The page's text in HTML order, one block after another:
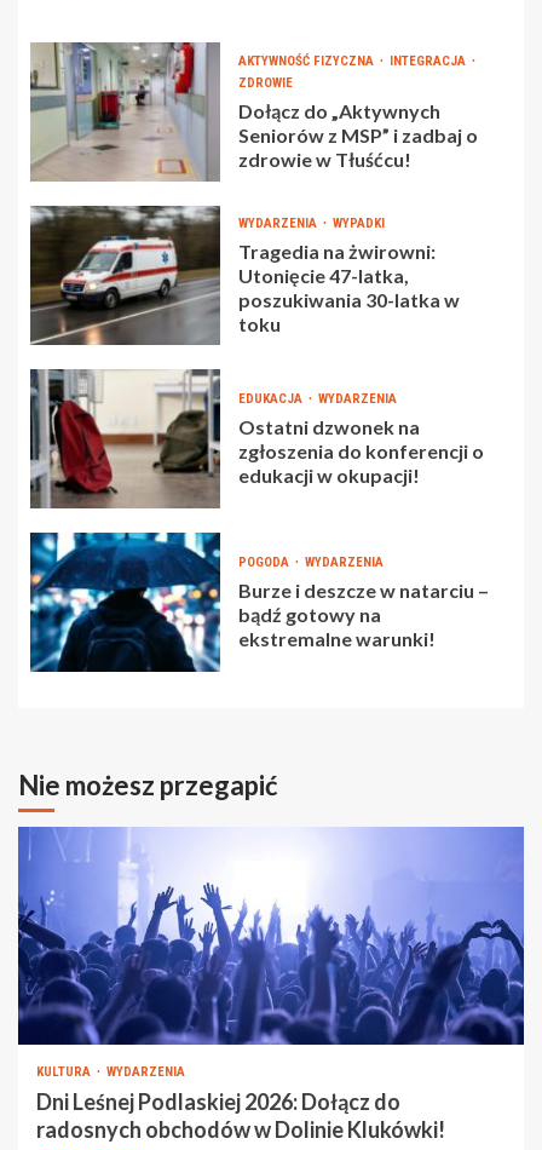
AKTYWNOŚĆ FIZYCZNA
INTEGRACJA
ZDROWIE
Dołącz do „Aktywnych
Seniorów z MSP” i zadbaj o
zdrowie w Tłuśćcu!
WYDARZENIA WYPADKI
Tragedia na żwirowni:
Utonięcie 47-latka,
poszukiwania 30-latka w
toku
EDUKACJA WYDARZENIA
Ostatni dzwonek na
zgłoszenia do konferencji o
edukacji w okupacji!
POGODA WYDARZENIA
Burze i deszcze w natarciu –
bądź gotowy na
ekstremalne warunki!
Nie możesz przegapić
KULTURA WYDARZENIA
Dni Leśnej Podlaskiej 2026: Dołącz do
radosnych obchodów w Dolinie Klukówki!